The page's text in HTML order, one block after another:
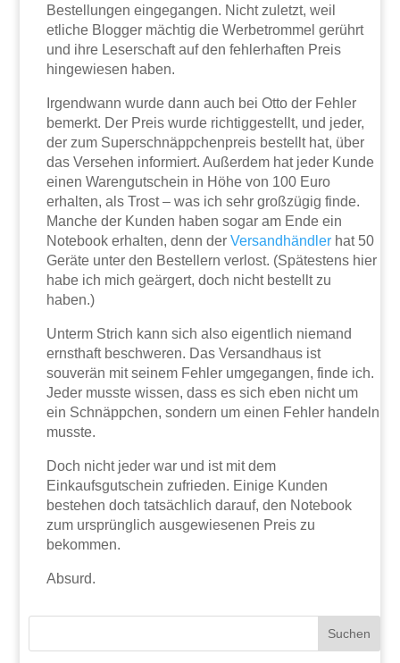
Bestellungen eingegangen. Nicht zuletzt, weil
etliche Blogger mächtig die Werbetrommel gerührt
und ihre Leserschaft auf den fehlerhaften Preis
hingewiesen haben.
Irgendwann wurde dann auch bei Otto der Fehler
bemerkt. Der Preis wurde richtiggestellt, und jeder,
der zum Superschnäppchenpreis bestellt hat, über
das Versehen informiert. Außerdem hat jeder Kunde
einen Warengutschein in Höhe von 100 Euro
erhalten, als Trost – was ich sehr großzügig finde.
Manche der Kunden haben sogar am Ende ein
Notebook erhalten, denn derVersandhändler hat 50
Geräte unter den Bestellern verlost. (Spätestens hier
habe ich mich geärgert, doch nicht bestellt zu
haben.)
Unterm Strich kann sich also eigentlich niemand
ernsthaft beschweren. Das Versandhaus ist
souverän mit seinem Fehler umgegangen, finde ich.
Jeder musste wissen, dass es sich eben nicht um
ein Schnäppchen, sondern um einen Fehler handeln
musste.
Doch nicht jeder war und ist mit dem
Einkaufsgutschein zufrieden. Einige Kunden
bestehen doch tatsächlich darauf, den Notebook
zum ursprünglich ausgewiesenen Preis zu
bekommen.
Absurd.